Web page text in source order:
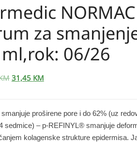
za
06/26
31,45 KM
smanjuje proširene porei do 62% (uz
sedmice) – p-REFINYL®smanjuje
kolagenske strukture epidermisa.